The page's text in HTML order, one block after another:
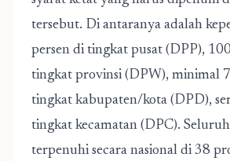
tersebut. Di antaranya adalah
persen di tingkat pusat (DPP),
tingkat provinsi (DPW), minimal
tingkat kabupaten/kota (DPD),
tingkat kecamatan (DPC).
terpenuhi secara nasional di 38